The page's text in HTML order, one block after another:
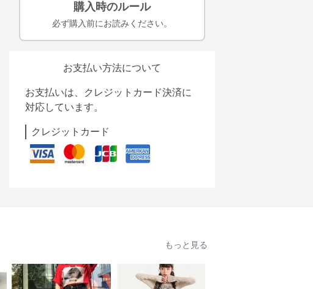
購入時のルール
必ず購入前にお読みください。
お支払い方法について
お支払いは、クレジットカード決済に
対応しています。
クレジットカード
もっと見る